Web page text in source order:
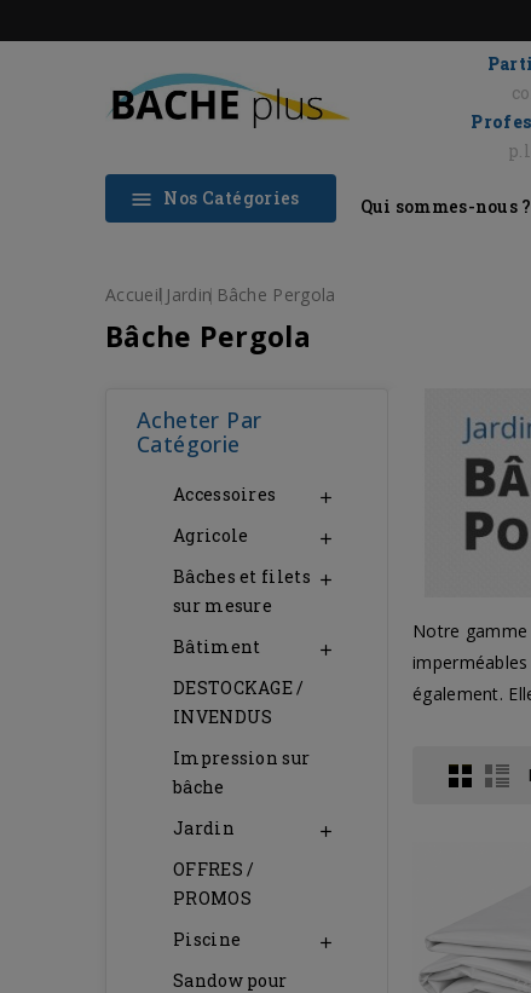
 Nos Catégories Qui sommes-nous ?
Accueil Jardin Bâche Pergola
Bâche Pergola
Acheter Par
Catégorie
Accessoires 
Agricole 
Bâches et filets
sur mesure

Bâtiment 
DESTOCKAGE /
INVENDUS
Impression sur
bâche
Jardin

OFFRES /
PROMOS
Piscine

Sandow pour
Notre
également.